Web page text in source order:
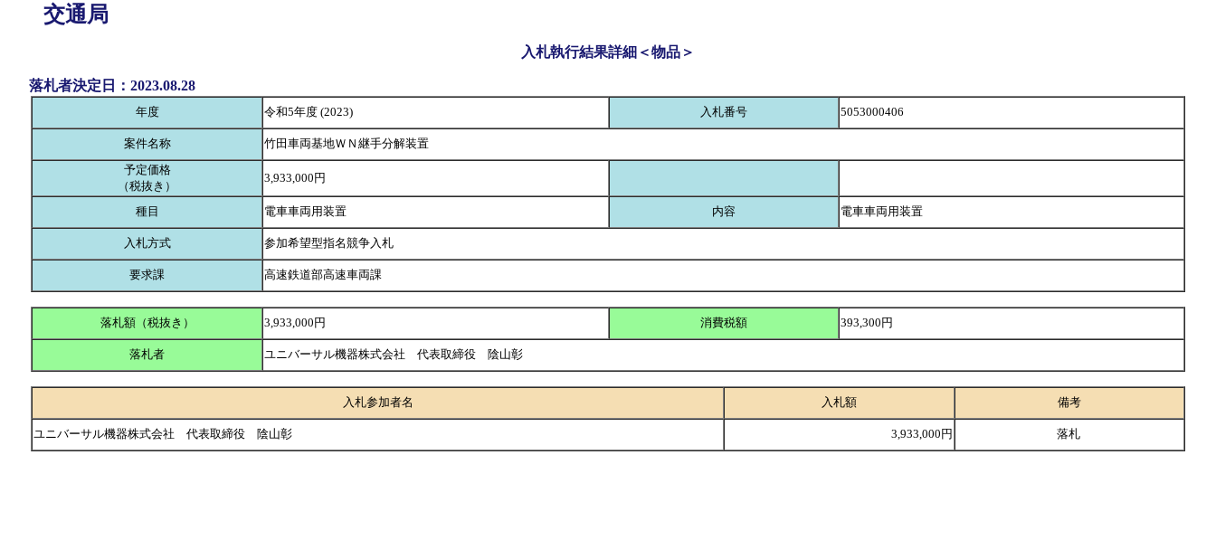
交通局
入札執行結果詳細＜物品＞
落札者決定日：2023.08.28
年度 令和5年度 (2023) 入札番号 5053000406
案件名称
竹田車両基地ＷＮ継手分解装置
予定価格
（税抜き）
3,933,000円
種目 電車車両用装置 内容 電車車両用装置
入札方式 参加希望型指名競争入札
要求課 高速鉄道部高速車両課
落札額（税抜き） 3,933,000円 消費税額 393,300円
落札者 ユニバーサル機器株式会社 代表取締役 陰山彰
入札参加者名 入札額 備考
ユニバーサル機器株式会社 代表取締役 陰山彰 3,933,000円 落札